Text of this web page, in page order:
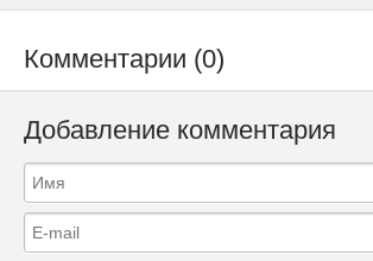
Комментарии (0)
Добавление комментария